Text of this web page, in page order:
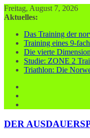
Zum
Inhalt
Freitag, August 7, 2026
Aktuelles:
Das Training der
Training eines 9-
Die vierte
Studie: ZONE 2
Triathlon: Die
DER